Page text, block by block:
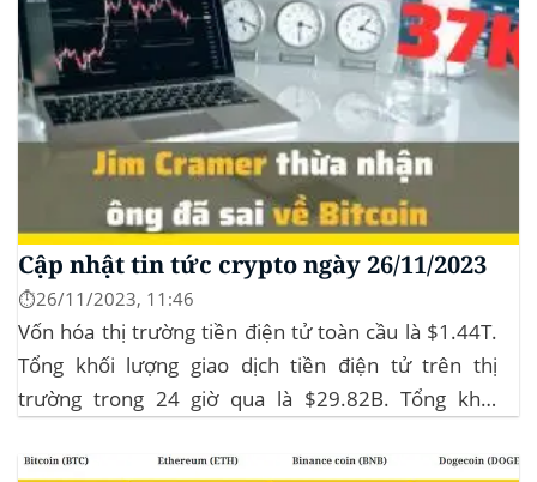
Cập nhật tin tức crypto ngày 26/11/2023
⏱️26/11/2023, 11:46
Vốn hóa thị trường tiền điện tử toàn cầu là $1.44T.
Tổng khối lượng giao dịch tiền điện tử trên thị
trường trong 24 giờ qua là $29.82B. Tổng khối
chiếm 11.77% tổng khối lượng giao dịch tiền điện tử